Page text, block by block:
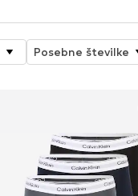
Posebne številke